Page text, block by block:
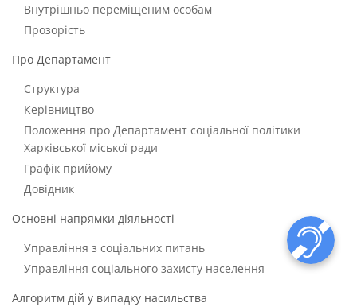
Внутрішньо переміщеним особам
Прозорість
Про Департамент
Структура
Керівництво
Положення про Департамент соціальної політики
Харківської міської ради
Графік прийому
Довідник
Основні напрямки діяльності
Управління з соціальних питань
Управління соціального захисту населення
Алгоритм дій у випадку насильства